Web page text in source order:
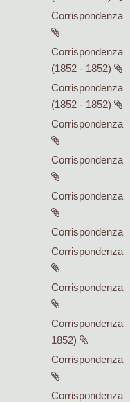
Corrispondenza
Corrispondenza
(1852 - 1852)
Corrispondenza
(1852 - 1852)
Corrispondenza
Corrispondenza
Corrispondenza
Corrispondenza
Corrispondenza
Corrispondenza
Corrispondenza
1852)
Corrispondenza
Corrispondenza